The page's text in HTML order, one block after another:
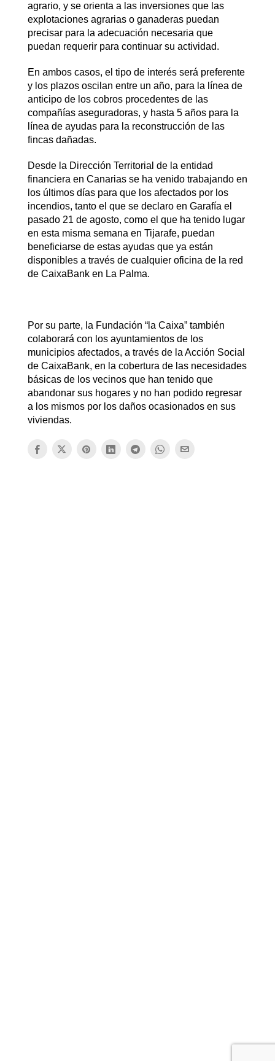
agrario, y se orienta a las inversiones que las
explotaciones agrarias o ganaderas puedan
precisar para la adecuación necesaria que
puedan requerir para continuar su actividad.
En ambos casos, el tipo de interés será preferente
y los plazos oscilan entre un año, para la línea de
anticipo de los cobros procedentes de las
compañías aseguradoras, y hasta 5 años para la
línea de ayudas para la reconstrucción de las
fincas dañadas.
Desde la Dirección Territorial de la entidad
financiera en Canarias se ha venido trabajando en
los últimos días para que los afectados por los
incendios, tanto el que se declaro en Garafía el
pasado 21 de agosto, como el que ha tenido lugar
en esta misma semana en Tijarafe, puedan
beneficiarse de estas ayudas que ya están
disponibles a través de cualquier oficina de la red
de CaixaBank en La Palma.
Por su parte, la Fundación “la Caixa” también
colaborará con los ayuntamientos de los
municipios afectados, a través de la Acción Social
de CaixaBank, en la cobertura de las necesidades
básicas de los vecinos que han tenido que
abandonar sus hogares y no han podido regresar
a los mismos por los daños ocasionados en sus
viviendas.